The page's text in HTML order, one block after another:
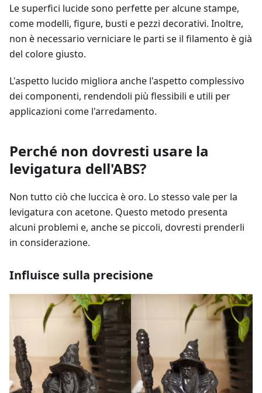
Le superfici lucide sono perfette per alcune stampe,
come modelli, figure, busti e pezzi decorativi. Inoltre,
non è necessario verniciare le parti se il filamento è già
del colore giusto.
L'aspetto lucido migliora anche l'aspetto complessivo
dei componenti, rendendoli più flessibili e utili per
applicazioni come l'arredamento.
Perché non dovresti usare la
levigatura dell'ABS?
Non tutto ciò che luccica è oro. Lo stesso vale per la
levigatura con acetone. Questo metodo presenta
alcuni problemi e, anche se piccoli, dovresti prenderli
in considerazione.
Influisce sulla precisione